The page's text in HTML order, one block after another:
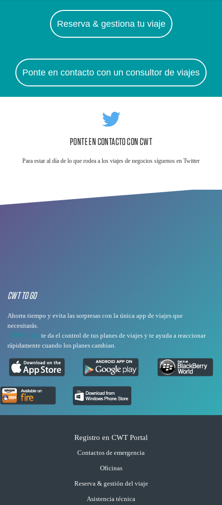
Reserva & gestiona tu viaje
Ponte en contacto con un consultor de viajes
PONTE EN CONTACTO CON CWT
Para estar al día de lo que rodea a los viajes de negocios síguenos en Twitter
CWT TO GO
Ahorra tiempo y evita las sorpresas con la única app de viajes que
necesitarás.
CWT To Go te da el control de tus planes de viajes y te ayuda a reaccionar
rápidamente cuando los planes cambian.
Registro en CWT Portal
Contactos de emergencia
Oficinas
Reserva & gestión del viaje
Asistencia técnica